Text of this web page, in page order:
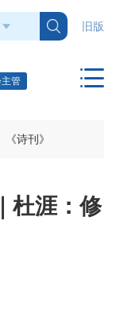
旧版
管
《诗刊》
杜涯：修